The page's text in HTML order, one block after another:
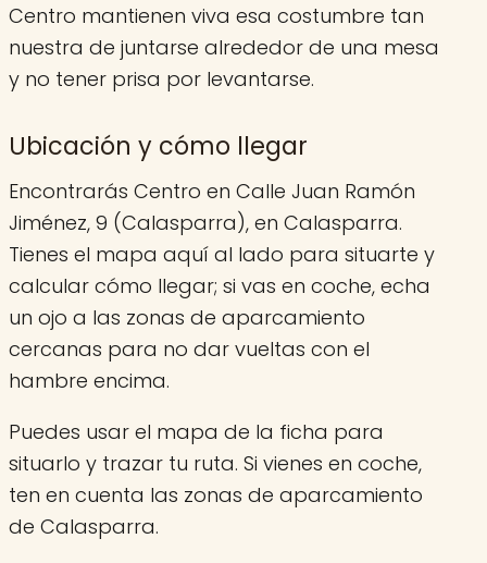
Centro mantienen viva esa costumbre tan
nuestra de juntarse alrededor de una mesa
y no tener prisa por levantarse.
Ubicación y cómo llegar
Encontrarás Centro en Calle Juan Ramón
Jiménez, 9 (Calasparra), en Calasparra.
Tienes el mapa aquí al lado para situarte y
calcular cómo llegar; si vas en coche, echa
un ojo a las zonas de aparcamiento
cercanas para no dar vueltas con el
hambre encima.
Puedes usar el mapa de la ficha para
situarlo y trazar tu ruta. Si vienes en coche,
ten en cuenta las zonas de aparcamiento
de Calasparra.